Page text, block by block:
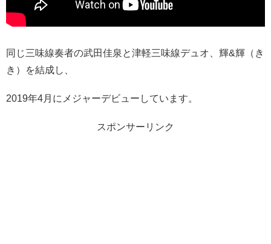
同じ三味線奏者の武田佳泉と津軽三味線デュオ、輝&輝（き
き）を結成し、
2019年4月にメジャーデビューしています。
スポンサーリンク